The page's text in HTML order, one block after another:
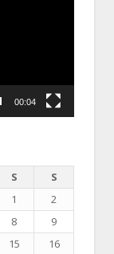
00:04
S
S
1
2
8
9
15
16